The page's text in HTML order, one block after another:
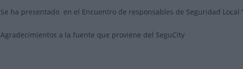
Se ha presentado en el Encuentro de responsables de Seguridad Local
Agradecimientos a la fuente que proviene del SeguCity